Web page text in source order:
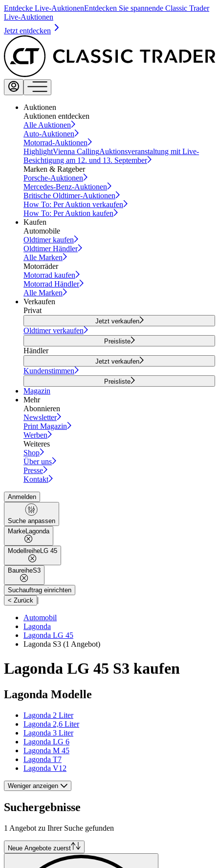
Entdecke Live-AuktionenEntdecken Sie spannende Classic Trader
Live-Auktionen
Jetzt entdecken
Auktionen
Auktionen entdecken
Alle Auktionen
Auto-Auktionen
Motorrad-Auktionen
HighlightVienna CallingAuktionsveranstaltung mit Live-
Besichtigung am 12. und 13. September
Marken & Ratgeber
Porsche-Auktionen
Mercedes-Benz-Auktionen
Britische Oldtimer-Auktionen
How To: Per Auktion verkaufen
How To: Per Auktion kaufen
Kaufen
Automobile
Oldtimer kaufen
Oldtimer Händler
Alle Marken
Motorräder
Motorrad kaufen
Motorrad Händler
Alle Marken
Verkaufen
Privat
Jetzt verkaufen
Oldtimer verkaufen
Preisliste
Händler
Jetzt verkaufen
Kundenstimmen
Preisliste
Magazin
Mehr
Abonnieren
Newsletter
Print Magazin
Werben
Weiteres
Shop
Über uns
Presse
Kontakt
Anmelden
Suche anpassen
MarkeLagonda
ModellreiheLG 45
BaureiheS3
Suchauftrag einrichten
< Zurück |
Automobil
Lagonda
Lagonda LG 45
Lagonda S3 (1 Angebot)
Lagonda LG 45 S3 kaufen
Lagonda Modelle
Lagonda 2 Liter
Lagonda 2,6 Liter
Lagonda 3 Liter
Lagonda LG 6
Lagonda M 45
Lagonda T7
Lagonda V12
Weniger anzeigen
Suchergebnisse
1 Angebot zu Ihrer Suche gefunden
Neue Angebote zuerst